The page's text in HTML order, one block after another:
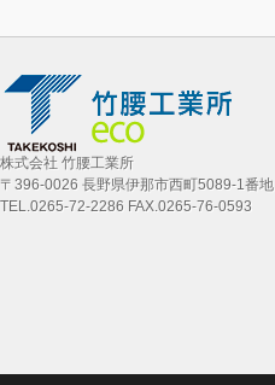
株式会社 竹腰工業所
〒396-0026 長野県伊那市西町5089-1番地
TEL.0265-72-2286 FAX.0265-76-0593